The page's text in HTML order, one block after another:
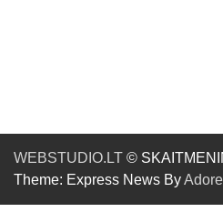
WEBSTUDIO.LT ©
Theme: Express News By